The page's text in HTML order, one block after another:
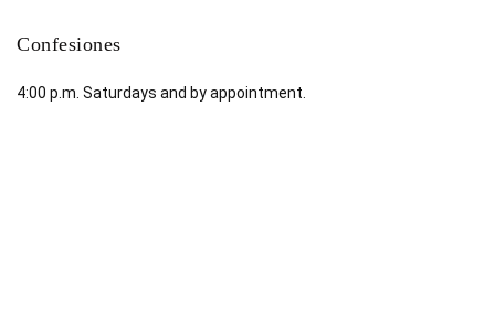
Confesiones
4:00 p.m. Saturdays and by appointment.